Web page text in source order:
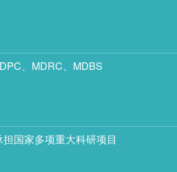
、MDRC、MDBS
国家多项重大科研项目